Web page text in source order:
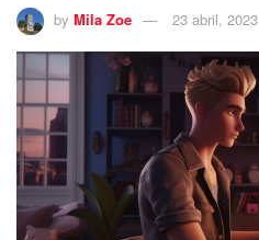
by Mila Zoe 23 abril, 2023